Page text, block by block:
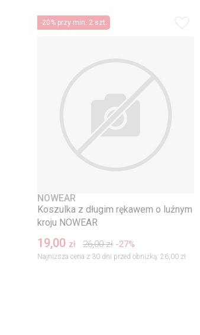
-20% przy min. 2 szt.
NOWEAR
Koszulka z długim rękawem o luźnym
kroju NOWEAR
19,00 zł 26,00 zł -27%
Najniższa cena z 30 dni przed obniżką: 26,00 zł